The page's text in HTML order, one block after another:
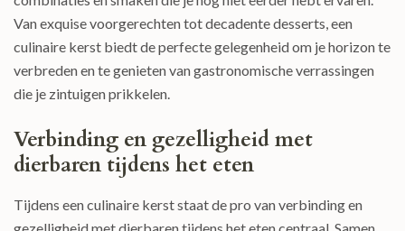
Van exquise voorgerechten tot decadente desserts, een
culinaire kerst biedt de perfecte gelegenheid om je horizon te
verbreden en te genieten van gastronomische verrassingen
die je zintuigen prikkelen.
Verbinding en gezelligheid met
dierbaren tijdens het eten
Tijdens een culinaire kerst staat de pro van verbinding en